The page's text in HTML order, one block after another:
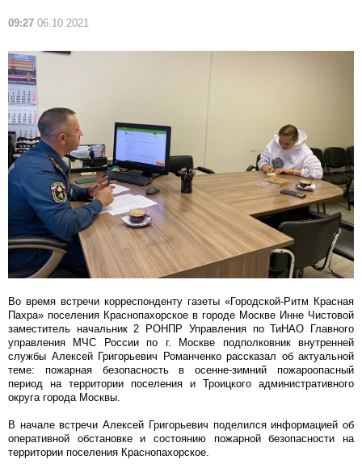
09:27 06.10.2021
Во время встречи корреспонденту газеты «Городской-Ритм Красная
Пахра» поселения Краснопахорское в городе Москве Инне Чистовой
заместитель начальник 2 РОНПР Управления по ТиНАО Главного
управления МЧС России по г. Москве подполковник внутренней
службы Алексей Григорьевич Романченко рассказал об актуальной
теме: пожарная безопасность в осенне-зимний пожароопасный
период на территории поселения и Троицкого административного
округа города Москвы.
В начале встречи Алексей Григорьевич поделился информацией об
оперативной обстановке и состоянию пожарной безопасности на
территории поселения Краснопахорское.